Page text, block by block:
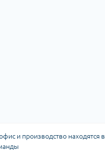
и производство находятся в